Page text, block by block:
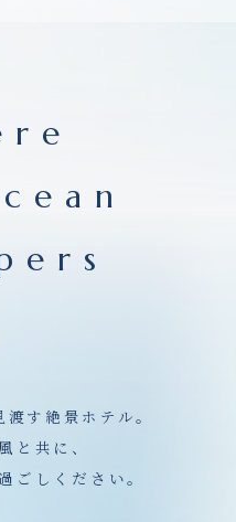
す絶景ホテル。
と共に、
ごしください。